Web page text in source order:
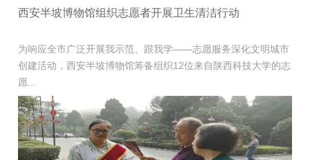
西安半坡博物馆组织志愿者开展卫生清洁行动
为响应全市广泛开展我示范、跟我学——志愿服务深化文明城市
创建活动，西安半坡博物馆筹备组织12位来自陕西科技大学的志
愿...